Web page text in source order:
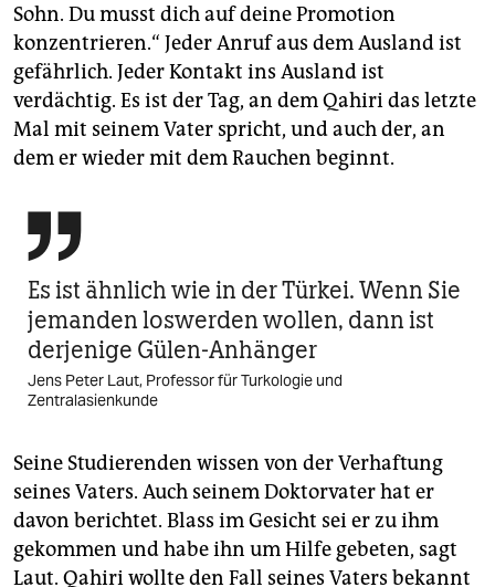
Sohn. Du musst dich auf deine Promotion
konzentrieren.“ Jeder Anruf aus dem Ausland ist
gefährlich. Jeder Kontakt ins Ausland ist
verdächtig. Es ist der Tag, an dem Qahiri das letzte
Mal mit seinem Vater spricht, und auch der, an
dem er wieder mit dem Rauchen beginnt.

Es ist ähnlich wie in der Türkei. Wenn Sie
jemanden loswerden wollen, dann ist
derjenige Gülen-Anhänger
Jens Peter Laut, Professor für Turkologie und
Zentralasienkunde
Seine Studierenden wissen von der Verhaftung
seines Vaters. Auch seinem Doktorvater hat er
davon berichtet. Blass im Gesicht sei er zu ihm
gekommen und habe ihn um Hilfe gebeten, sagt
Laut. Qahiri wollte den Fall seines Vaters bekannt